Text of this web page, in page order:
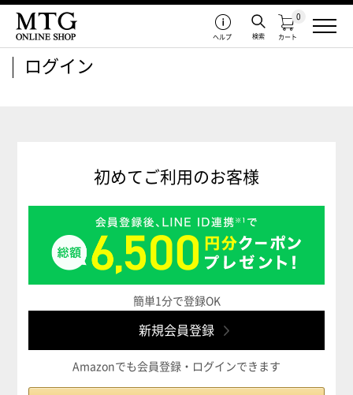
カート
0
検索
ヘルプ
ログイン
初めてご利用のお客様
簡単1分で登録OK
Amazonでも会員登録・ログインできます